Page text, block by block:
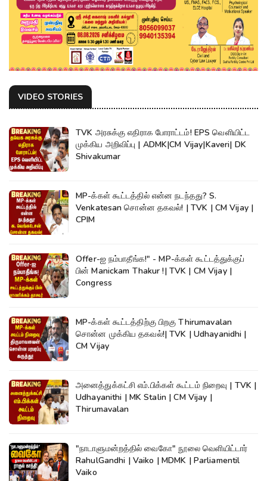
VIDEO STORIES
TVK அரசுக்கு எதிராக போராட்டம்! EPS வெளியிட்ட
முக்கிய அறிவிப்பு | ADMK|CM Vijay|Kaveri| DK
Shivakumar
MP-க்கள் கூட்டத்தில் என்ன நடந்தது? S.
Venkatesan சொன்ன தகவல்! | TVK | CM Vijay |
CPIM
Offer-ஐ நம்பாதீங்க!" - MP-க்கள் கூட்டத்துக்குப்
பின் Manickam Thakur !| TVK | CM Vijay |
Congress
MP-க்கள் கூட்டத்திற்கு பிறகு Thirumavalan
சொன்ன முக்கிய தகவல்!| TVK | Udhayanidhi |
CM Vijay
அனைத்துக்கட்சி எம்.பிக்கள் கூட்டம் நிறைவு | TVK |
Udhayanithi | MK Stalin | CM Vijay |
Thirumavalan
"நாடாளுமன்றத்தில் வைகோ" நூலை வெளியிட்டார்
RahulGandhi | Vaiko | MDMK | Parliamentil
Vaiko